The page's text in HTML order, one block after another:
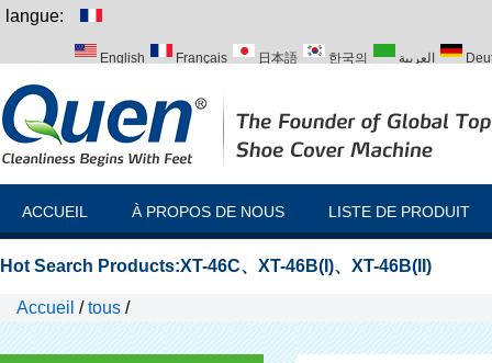
langue:
English Français 日本語 한국의 العربية
ACCUEIL À PROPOS DE NOUS LISTE DE PRODUIT
Hot Search Products:XT-46C、 XT-46B(I)、 XT-46B(II)
Accueil /tous /